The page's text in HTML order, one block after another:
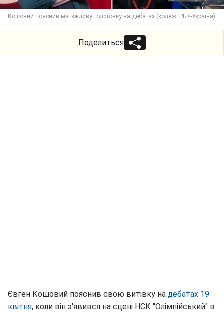
Кошовий пояснив матюкливу толстовку на дебатах (колаж: РБК-Україна)
Поделиться
Євген Кошовий пояснив свою витівку на дебатах 19
квітня, коли він з'явився на сцені НСК "Олімпійський" в